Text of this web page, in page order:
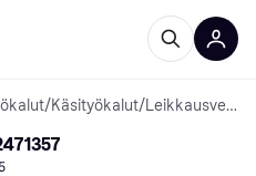
/Käsityökalut/ Leikkausveitset